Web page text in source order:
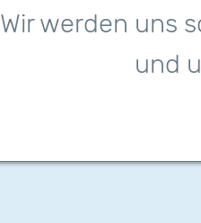
Wir werden uns
und